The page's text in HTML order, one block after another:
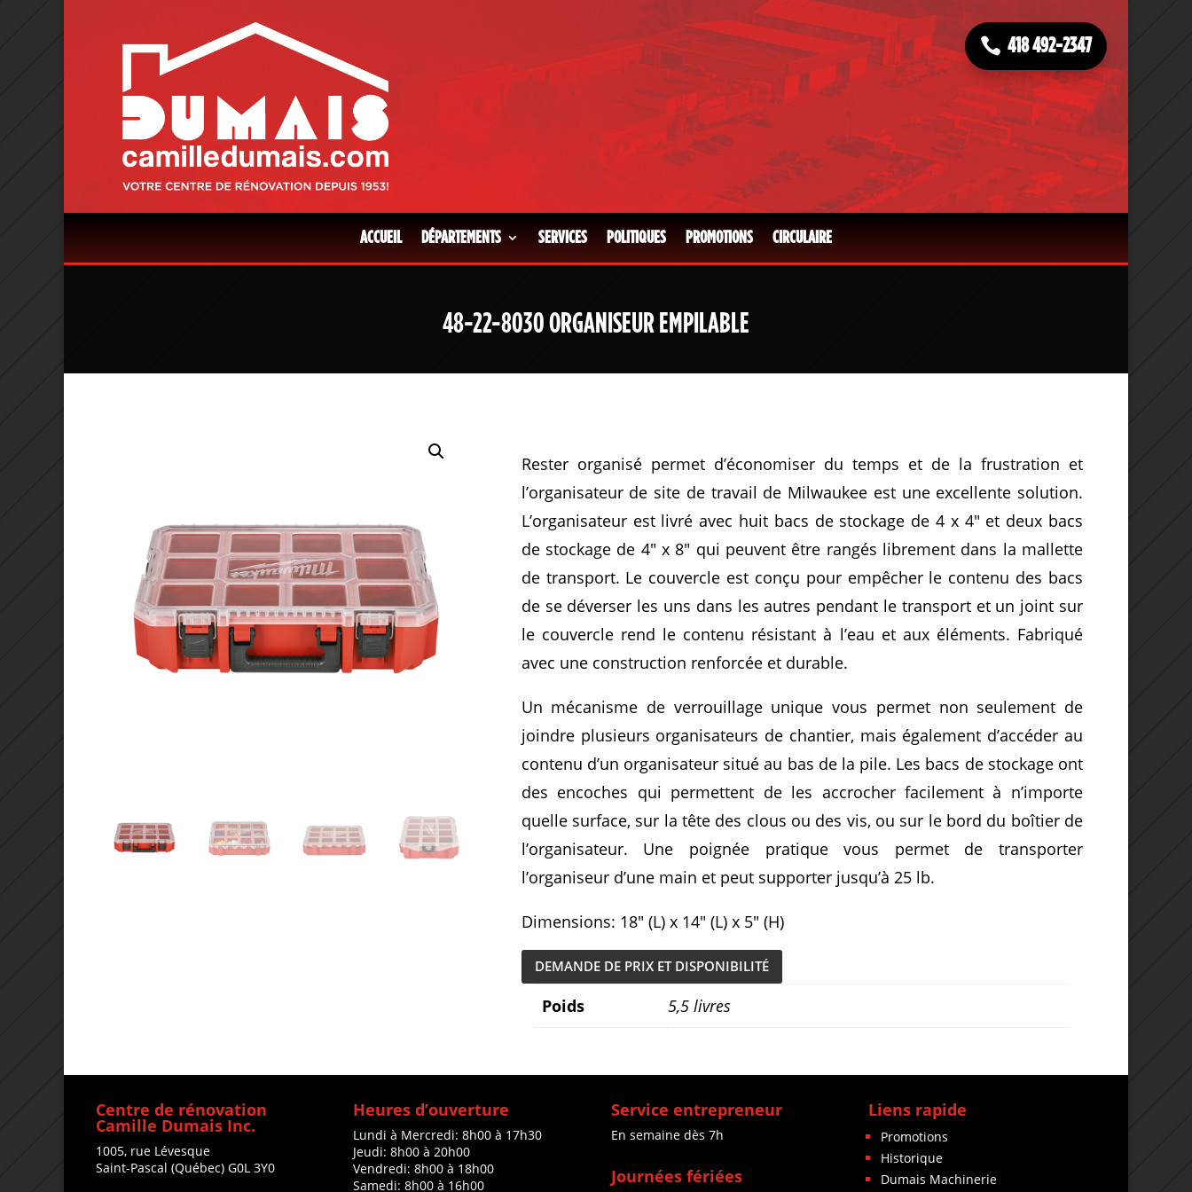
418 492-2347
ACCUEIL DÉPARTEMENTS SERVICES POLITIQUES PROMOTIONS CIRCULAIRE
48-22-8030 ORGANISEUR EMPILABLE
Rester organisé permet d’économiser du temps et de la frustration et
l’organisateur de site de travail de Milwaukee est une excellente solution.
L’organisateur est livré avec huit bacs de stockage de 4 x 4″ et deux bacs
de stockage de 4″ x 8″ qui peuvent être rangés librement dans la mallette
de transport. Le couvercle est conçu pour empêcher le contenu des bacs
de se déverser les uns dans les autres pendant le transport et un joint sur
le couvercle rend le contenu résistant à l’eau et aux éléments. Fabriqué
avec une construction renforcée et durable.
Un mécanisme de verrouillage unique vous permet non seulement de
joindre plusieurs organisateurs de chantier, mais également d’accéder au
contenu d’un organisateur situé au bas de la pile. Les bacs de stockage ont
des encoches qui permettent de les accrocher facilement à n’importe
quelle surface, sur la tête des clous ou des vis, ou sur le bord du boîtier de
l’organisateur. Une poignée pratique vous permet de transporter
l’organiseur d’une main et peut supporter jusqu’à 25 lb.
Dimensions: 18″ (L) x 14″ (L) x 5″ (H)
DEMANDE DE PRIX ET DISPONIBILITÉ
Poids 5,5 livres
Centre de rénovation
Camille Dumais Inc.
1005, rue Lévesque
Saint-Pascal (Québec) G0L 3Y0
Heures d’ouverture
Lundi à Mercredi: 8h00 à 17h30
Jeudi: 8h00 à 20h00
Vendredi: 8h00 à 18h00
Samedi: 8h00 à 16h00
Service entrepreneur
En semaine dès 7h
Journées fériées
Liens rapide
Promotions
Historique
Dumais Machinerie